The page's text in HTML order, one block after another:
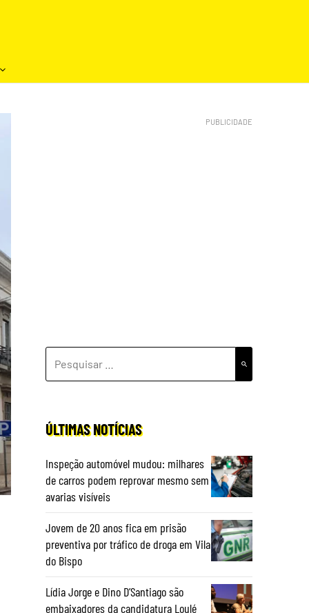
POR:
ÚLTIMAS NOTÍCIAS
Inspeção automóvel mudou: milhares
de carros podem reprovar mesmo sem
avarias visíveis
Jovem de 20 anos fica em prisão
preventiva por tráfico de droga em Vila
do Bispo
Lídia Jorge e Dino D’Santiago são
embaixadores da candidatura Loulé